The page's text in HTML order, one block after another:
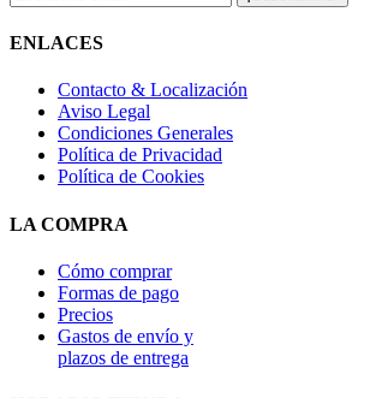
ENLACES
Contacto & Localización
Aviso Legal
Condiciones Generales
Política de Privacidad
Política de Cookies
LA COMPRA
Cómo comprar
Formas de pago
Precios
Gastos de envío y
plazos de entrega